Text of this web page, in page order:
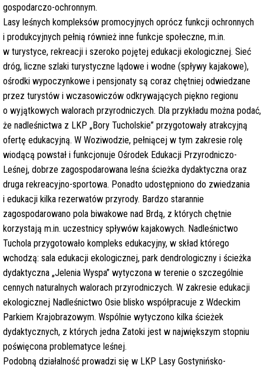
gospodarczo-ochronnym.
Lasy leśnych kompleksów promocyjnych oprócz funkcji ochronnych
i produkcyjnych pełnią również inne funkcje społeczne, m.in.
w turystyce, rekreacji i szeroko pojętej edukacji ekologicznej. Sieć
dróg, liczne szlaki turystyczne lądowe i wodne (spływy kajakowe),
ośrodki wypoczynkowe i pensjonaty są coraz chętniej odwiedzane
przez turystów i wczasowiczów odkrywających piękno regionu
o wyjątkowych walorach przyrodniczych. Dla przykładu można podać,
że nadleśnictwa z LKP „Bory Tucholskie” przygotowały atrakcyjną
ofertę edukacyjną. W Woziwodzie, pełniącej w tym zakresie rolę
wiodącą powstał i funkcjonuje Ośrodek Edukacji Przyrodniczo-
Leśnej, dobrze zagospodarowana leśna ścieżka dydaktyczna oraz
druga rekreacyjno-sportowa. Ponadto udostępniono do zwiedzania
i edukacji kilka rezerwatów przyrody. Bardzo starannie
zagospodarowano pola biwakowe nad Brdą, z których chętnie
korzystają m.in. uczestnicy spływów kajakowych. Nadleśnictwo
Tuchola przygotowało kompleks edukacyjny, w skład którego
wchodzą: sala edukacji ekologicznej, park dendrologiczny i ścieżka
dydaktyczna „Jelenia Wyspa” wytyczona w terenie o szczególnie
cennych naturalnych walorach przyrodniczych. W zakresie edukacji
ekologicznej Nadleśnictwo Osie blisko współpracuje z Wdeckim
Parkiem Krajobrazowym. Wspólnie wytyczono kilka ścieżek
dydaktycznych, z których jedna Zatoki jest w największym stopniu
poświęcona problematyce leśnej.
Podobną działalność prowadzi się w LKP Lasy Gostynińsko-